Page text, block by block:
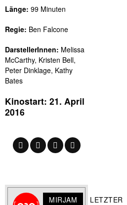
Länge: 99 Minuten
Regie: Ben Falcone
DarstellerInnen: Melissa
McCarthy, Kristen Bell,
Peter Dinklage, Kathy
Bates
Kinostart: 21. April
2016
MIRJAM
LETZTER